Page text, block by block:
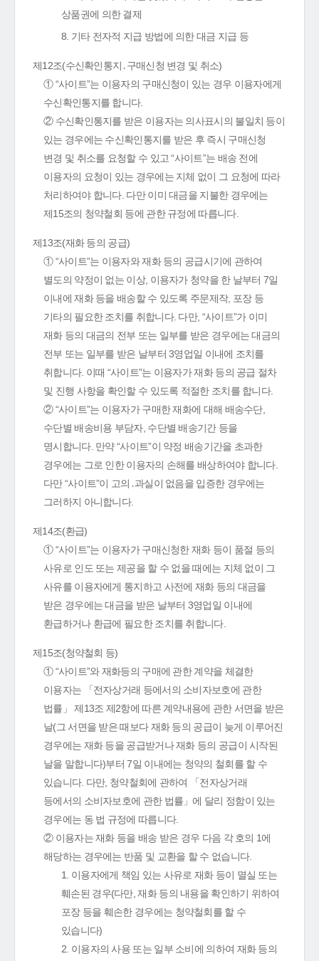
상품권에 의한 결제
8. 기타 전자적 지급 방법에 의한 대금 지급 등
제12조(수신확인통지․구매신청 변경 및 취소)
① “사이트”는 이용자의 구매신청이 있는 경우 이용자에게
수신확인통지를 합니다.
② 수신확인통지를 받은 이용자는 의사표시의 불일치 등이
있는 경우에는 수신확인통지를 받은 후 즉시 구매신청
변경 및 취소를 요청할 수 있고 “사이트”는 배송 전에
이용자의 요청이 있는 경우에는 지체 없이 그 요청에 따라
처리하여야 합니다. 다만 이미 대금을 지불한 경우에는
제15조의 청약철회 등에 관한 규정에 따릅니다.
제13조(재화 등의 공급)
① “사이트”는 이용자와 재화 등의 공급시기에 관하여
별도의 약정이 없는 이상, 이용자가 청약을 한 날부터 7일
이내에 재화 등을 배송할 수 있도록 주문제작, 포장 등
기타의 필요한 조치를 취합니다. 다만, “사이트”가 이미
재화 등의 대금의 전부 또는 일부를 받은 경우에는 대금의
전부 또는 일부를 받은 날부터 3영업일 이내에 조치를
취합니다. 이때 “사이트”는 이용자가 재화 등의 공급 절차
및 진행 사항을 확인할 수 있도록 적절한 조치를 합니다.
② “사이트”는 이용자가 구매한 재화에 대해 배송수단,
수단별 배송비용 부담자, 수단별 배송기간 등을
명시합니다. 만약 “사이트”이 약정 배송기간을 초과한
경우에는 그로 인한 이용자의 손해를 배상하여야 합니다.
다만 “사이트”이 고의․과실이 없음을 입증한 경우에는
그러하지 아니합니다.
제14조(환급)
① “사이트”는 이용자가 구매신청한 재화 등이 품절 등의
사유로 인도 또는 제공을 할 수 없을 때에는 지체 없이 그
사유를 이용자에게 통지하고 사전에 재화 등의 대금을
받은 경우에는 대금을 받은 날부터 3영업일 이내에
환급하거나 환급에 필요한 조치를 취합니다.
제15조(청약철회 등)
① “사이트”와 재화등의 구매에 관한 계약을 체결한
이용자는 「전자상거래 등에서의 소비자보호에 관한
법률」 제13조 제2항에 따른 계약내용에 관한 서면을 받은
날(그 서면을 받은 때보다 재화 등의 공급이 늦게 이루어진
경우에는 재화 등을 공급받거나 재화 등의 공급이 시작된
날을 말합니다)부터 7일 이내에는 청약의 철회를 할 수
있습니다. 다만, 청약철회에 관하여 「전자상거래
등에서의 소비자보호에 관한 법률」에 달리 정함이 있는
경우에는 동 법 규정에 따릅니다.
② 이용자는 재화 등을 배송 받은 경우 다음 각 호의 1에
해당하는 경우에는 반품 및 교환을 할 수 없습니다.
1. 이용자에게 책임 있는 사유로 재화 등이 멸실 또는
훼손된 경우(다만, 재화 등의 내용을 확인하기 위하여
포장 등을 훼손한 경우에는 청약철회를 할 수
있습니다)
2. 이용자의 사용 또는 일부 소비에 의하여 재화 등의